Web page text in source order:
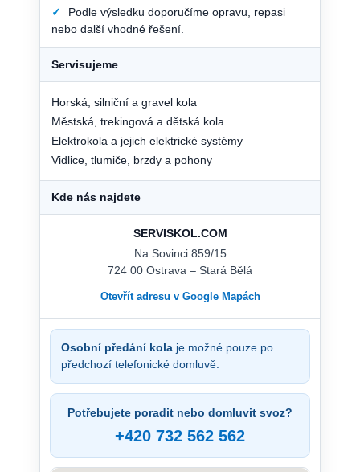
✓
Podle výsledku doporučíme opravu, repasi
nebo další vhodné řešení.
Servisujeme
Horská, silniční a gravel kola
Městská, trekingová a dětská kola
Elektrokola a jejich elektrické systémy
Vidlice, tlumiče, brzdy a pohony
Kde nás najdete
SERVISKOL.COM
Na Sovinci 859/15
724 00 Ostrava – Stará Bělá
Otevřít adresu v Google Mapách
Osobní předání kola je možné pouze po
předchozí telefonické domluvě.
Potřebujete poradit nebo domluvit svoz?
+420 732 562 562